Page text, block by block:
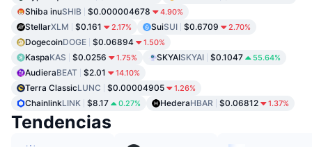
Shiba inuSHIB $0.000004678 4.90%
StellarXLM $0.161 2.17% SuiSUI $0.6709 2.70%
DogecoinDOGE $0.06894 1.50%
KaspaKAS $0.0256 1.75% SKYAISKYAI $0.1047 55.64%
AudieraBEAT $2.01 14.10%
Terra ClassicLUNC $0.00004905 1.26%
ChainlinkLINK $8.17 0.27% HederaHBAR $0.06812 1.37%
Tendencias